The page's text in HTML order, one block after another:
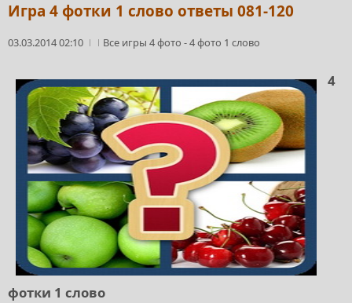
Игра 4 фотки 1 слово ответы 081-120
03.03.2014 02:10 Все игры 4 фото -4 фото 1 слово
4
фотки 1 слово